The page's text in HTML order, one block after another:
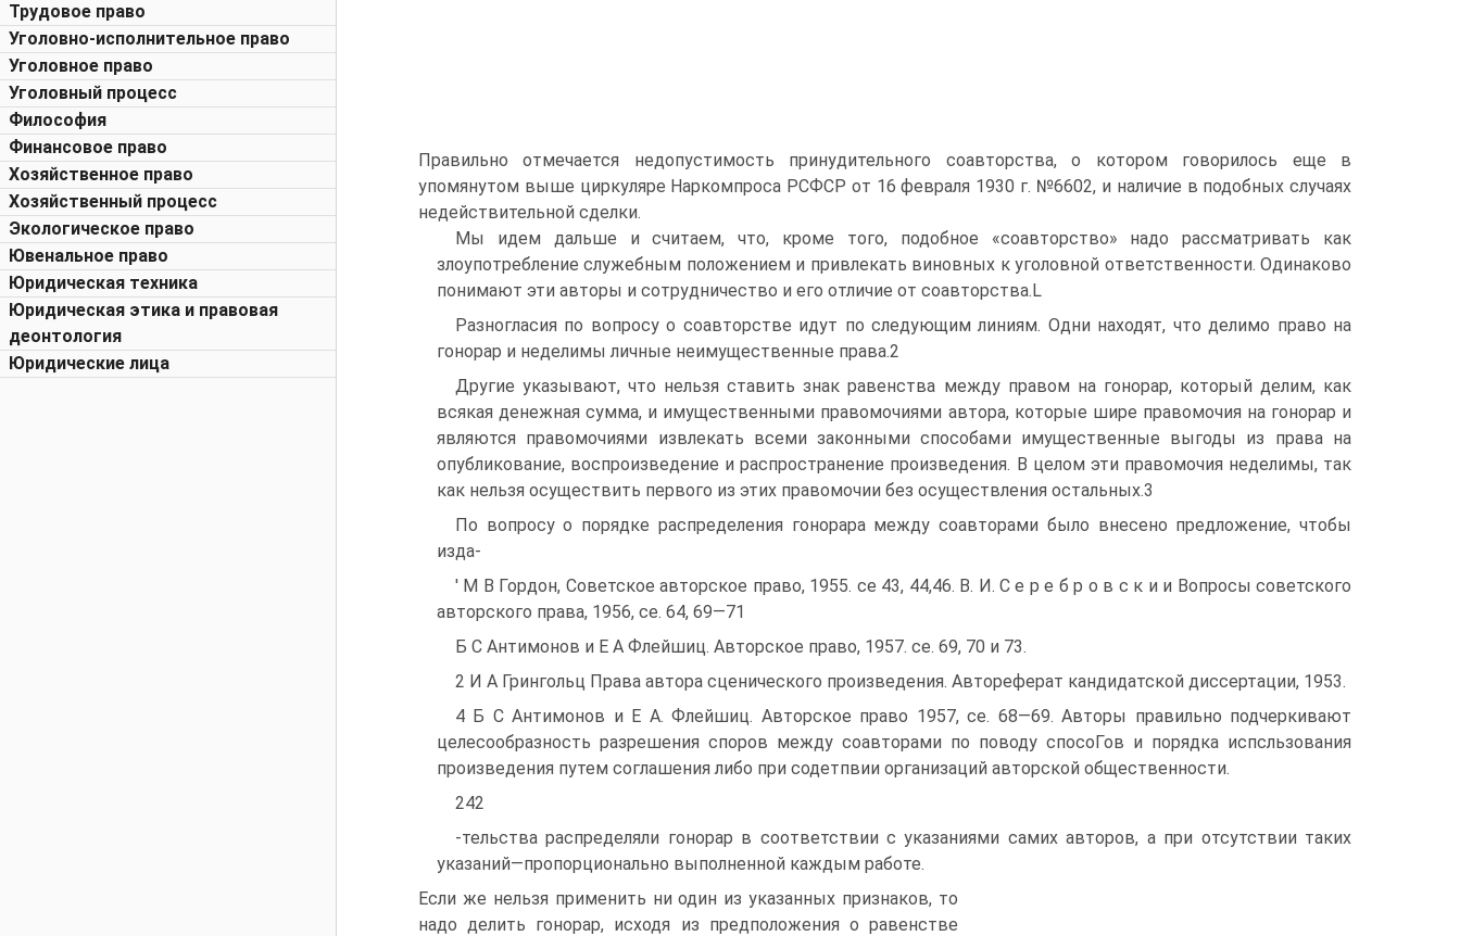
Трудовое право
Уголовно-исполнительное право
Уголовное право
Уголовный процесс
Философия
Финансовое право
Хозяйственное право
Хозяйственный процесс
Экологическое право
Ювенальное право
Юридическая техника
Юридическая этика и правовая
деонтология
Юридические лица
Правильно отмечается недопустимость принудительного соавторства, о котором говорилось еще в
упомянутом выше циркуляре Наркомпроса РСФСР от 16 февраля 1930 г. №6602, и наличие в подобных случаях
недействительной сделки.
Мы идем дальше и считаем, что, кроме того, подобное «соавторство» надо рассматривать как
злоупотребление служебным положением и привлекать виновных к уголовной ответственности. Одинаково
понимают эти авторы и сотрудничество и его отличие от соавторства.L
Разногласия по вопросу о соавторстве идут по следующим линиям. Одни находят, что делимо право на
гонорар и неделимы личные неимущественные права.2
Другие указывают, что нельзя ставить знак равенства между правом на гонорар, который делим, как
всякая денежная сумма, и имущественными правомочиями автора, которые шире правомочия на гонорар и
являются правомочиями извлекать всеми законными способами имущественные выгоды из права на
опубликование, воспроизведение и распространение произведения. В целом эти правомочия неделимы, так
как нельзя осуществить первого из этих правомочии без осуществления остальных.3
По вопросу о порядке распределения гонорара между соавторами было внесено предложение, чтобы
изда-
' M В Гордон, Советское авторское право, 1955. ce 43, 44,46. В. И. С e p е б p о в с к и и Вопросы советского
авторского права, 1956, ce. 64, 69—71
Б С Антимонов и Е А Флейшиц. Авторское право, 1957. ce. 69, 70 и 73.
2 И А Грингольц Права автора сценического произведения. Автореферат кандидатской диссертации, 1953.
4 Б С Антимонов и Е А. Флейшиц. Авторское право 1957, ce. 68—69. Авторы правильно подчеркивают
целесообразность разрешения споров между соавторами по поводу спосоГов и порядка испсльзования
произведения путем соглашения либо при содетпвии организаций авторской общественности.
242
-тельства распределяли гонорар в соответствии с указаниями самих авторов, а при отсутствии таких
указаний—пропорционально выполненной каждым работе.
Если же нельзя применить ни один из указанных признаков, то
надо делить гонорар, исходя из предположения о равенстве